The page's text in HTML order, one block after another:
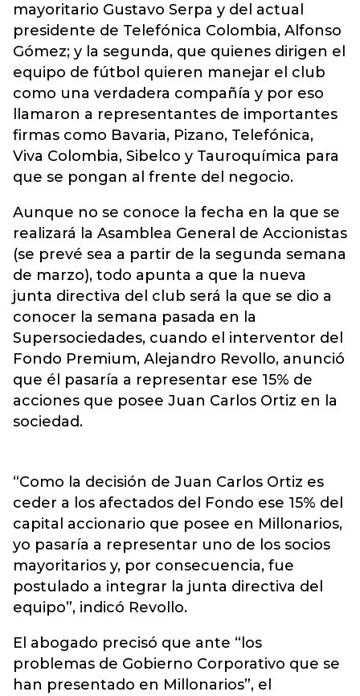
mayoritario Gustavo Serpa y del actual
presidente de Telefónica Colombia, Alfonso
Gómez; y la segunda, que quienes dirigen el
equipo de fútbol quieren manejar el club
como una verdadera compañía y por eso
llamaron a representantes de importantes
firmas como Bavaria, Pizano, Telefónica,
Viva Colombia, Sibelco y Tauroquímica para
que se pongan al frente del negocio.
Aunque no se conoce la fecha en la que se
realizará la Asamblea General de Accionistas
(se prevé sea a partir de la segunda semana
de marzo), todo apunta a que la nueva
junta directiva del club será la que se dio a
conocer la semana pasada en la
Supersociedades, cuando el interventor del
Fondo Premium, Alejandro Revollo, anunció
que él pasaría a representar ese 15% de
acciones que posee Juan Carlos Ortiz en la
sociedad.
“Como la decisión de Juan Carlos Ortiz es
ceder a los afectados del Fondo ese 15% del
capital accionario que posee en Millonarios,
yo pasaría a representar uno de los socios
mayoritarios y, por consecuencia, fue
postulado a integrar la junta directiva del
equipo”, indicó Revollo.
El abogado precisó que ante “los
problemas de Gobierno Corporativo que se
han presentado en Millonarios”, el